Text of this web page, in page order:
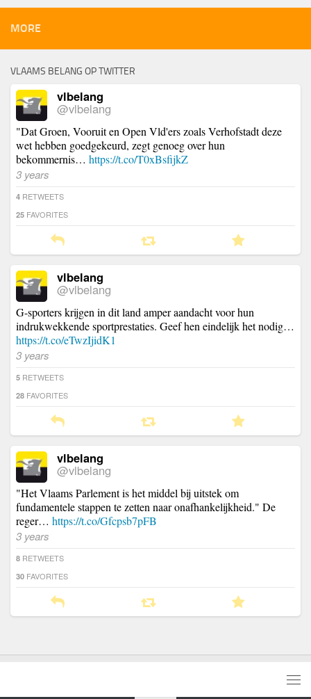
MORE
VLAAMS BELANG OP TWITTER
vlbelang
@vlbelang
"Dat Groen, Vooruit en Open Vld'ers zoals Verhofstadt deze
wet hebben goedgekeurd, zegt genoeg over hun
bekommernis… https://t.co/T0xBsfijkZ
3 years
4 RETWEETS
25 FAVORITES
vlbelang
@vlbelang
G-sporters krijgen in dit land amper aandacht voor hun
indrukwekkende sportprestaties. Geef hen eindelijk het nodig…
https://t.co/eTwzIjidK1
3 years
5 RETWEETS
28 FAVORITES
vlbelang
@vlbelang
"Het Vlaams Parlement is het middel bij uitstek om
fundamentele stappen te zetten naar onafhankelijkheid." De
reger… https://t.co/Gfcpsb7pFB
3 years
8 RETWEETS
30 FAVORITES